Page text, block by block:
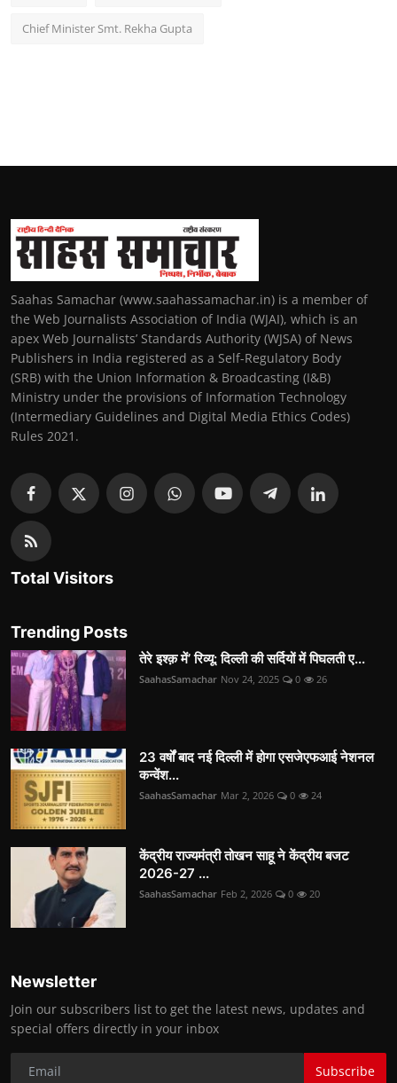
Chief Minister Smt. Rekha Gupta
Saahas Samachar (www.saahassamachar.in) is a member of
the Web Journalists Association of India (WJAI), which is an
apex Web Journalists’ Standards Authority (WJSA) of News
Publishers in India registered as a Self-Regulatory Body
(SRB) with the Union Information & Broadcasting (I&B)
Ministry under the provisions of Information Technology
(Intermediary Guidelines and Digital Media Ethics Codes)
Rules 2021.
Total Visitors
Trending Posts
तेरे इश्क़ में’ रिव्यू: दिल्ली की सर्दियों में पिघलती ए...
SaahasSamachar Nov 24, 2025 0 26
23 वर्षों बाद नई दिल्ली में होगा एसजेएफआई नेशनल
कन्वेंश...
SaahasSamachar Mar 2, 2026 0 24
केंद्रीय राज्यमंत्री तोखन साहू ने केंद्रीय बजट
2026-27 ...
SaahasSamachar Feb 2, 2026 0 20
Newsletter
Join our subscribers list to get the latest news, updates and
special offers directly in your inbox
Subscribe